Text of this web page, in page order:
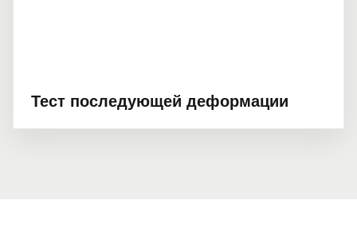
Тест последующей деформации